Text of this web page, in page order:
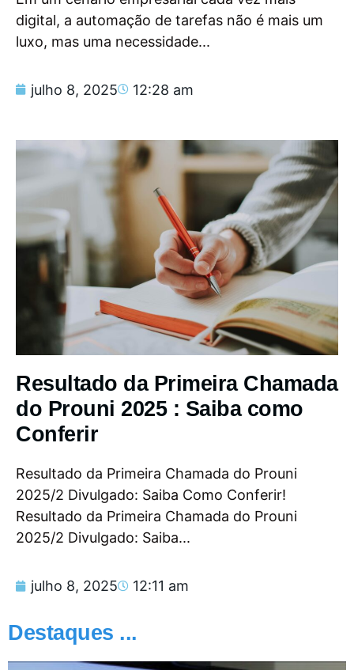
digital, a automação de tarefas não é mais um
luxo, mas uma necessidade...
julho 8, 2025 12:28 am
Resultado da Primeira Chamada
do Prouni 2025 : Saiba como
Conferir
Resultado da Primeira Chamada do Prouni
2025/2 Divulgado: Saiba Como Conferir!
Resultado da Primeira Chamada do Prouni
2025/2 Divulgado: Saiba...
julho 8, 2025 12:11 am
Destaques ...